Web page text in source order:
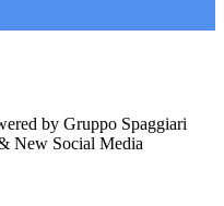
by Gruppo Spaggiari
New Social Media